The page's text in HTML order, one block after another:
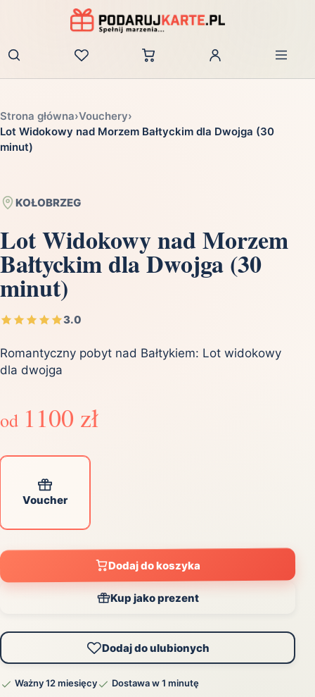
Zaloguj
Strona główna›Vouchery›
Lot Widokowy nad Morzem Bałtyckim dla Dwojga (30
minut)
KOŁOBRZEG
Lot Widokowy nad Morzem
Bałtyckim dla Dwojga (30
minut)
3.0
Romantyczny pobyt nad Bałtykiem: Lot widokowy
dla dwojga
od 1100 zł
Voucher
Dodaj do koszyka
Kup jako prezent
Dodaj do ulubionych
Ważny 12 miesięcy Dostawa w 1 minutę